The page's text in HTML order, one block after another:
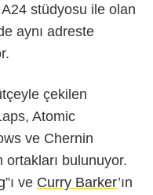
stüdyosu ile olan
aynı adreste
çekilen
Atomic
ve Chernin
ortakları bulunuyor.
”ı ve Curry Barker’ın